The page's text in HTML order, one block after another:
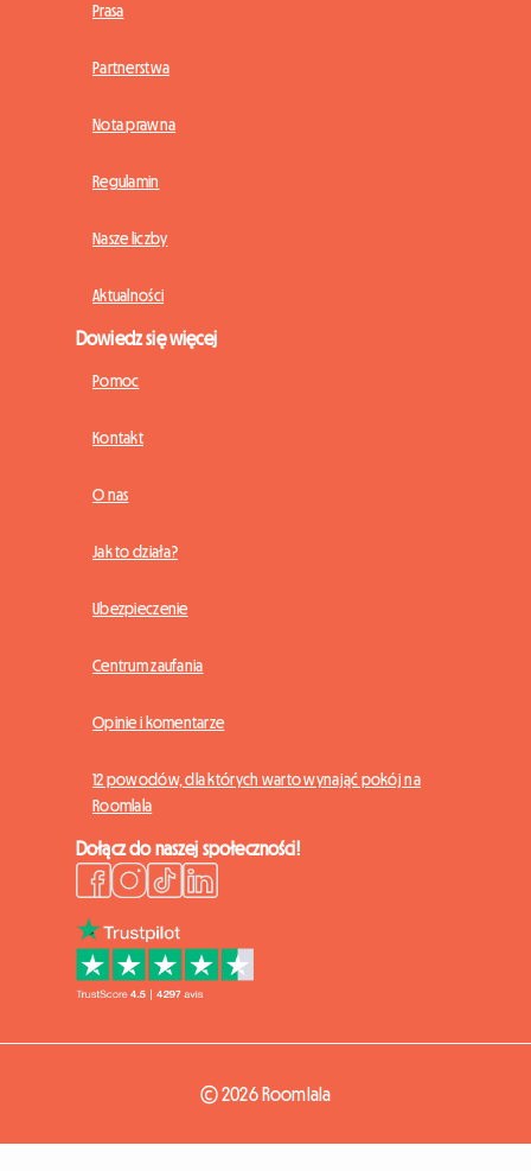
Prasa
Partnerstwa
Nota prawna
Regulamin
Nasze liczby
Aktualności
Dowiedz się więcej
Pomoc
Kontakt
O nas
Jak to działa?
Ubezpieczenie
Centrum zaufania
Opinie i komentarze
12 powodów, dla których warto wynająć pokój na
Roomlala
Dołącz do naszej społeczności!
© 2026 Roomlala